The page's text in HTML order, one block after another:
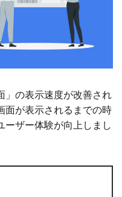
」の表示速度が改善され
面が表示されるまでの時
ーザー体験が向上しまし